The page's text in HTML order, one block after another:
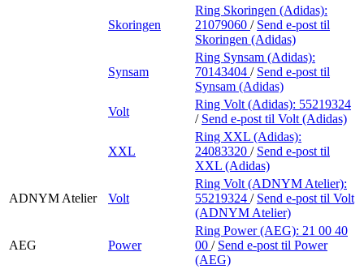
Skoringen
Ring Skoringen (Adidas):
21079060 / Send e-post til
Skoringen (Adidas)
Synsam
Ring Synsam (Adidas):
70143404 / Send e-post til
Synsam (Adidas)
Volt
Ring Volt (Adidas): 55219324
/ Send e-post til Volt (Adidas)
XXL
Ring XXL (Adidas):
24083320 / Send e-post til
XXL (Adidas)
ADNYM Atelier Volt
Ring Volt (ADNYM Atelier):
55219324 / Send e-post til Volt
(ADNYM Atelier)
AEG Power
Ring Power (AEG): 21 00 40
00 / Send e-post til Power
(AEG)